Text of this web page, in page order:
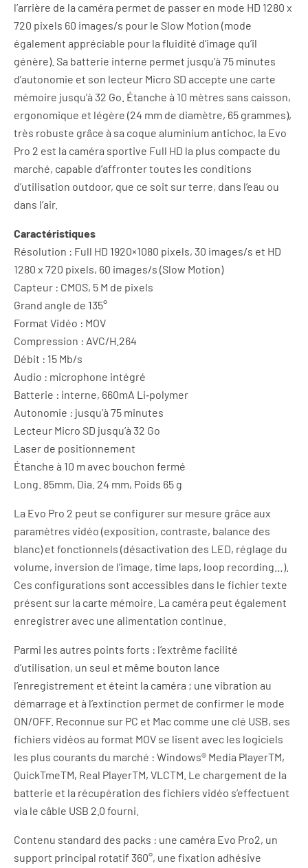
l’arrière de la caméra permet de passer en mode HD 1280 x
720 pixels 60 images/s pour le Slow Motion (mode
également appréciable pour la fluidité d’image qu’il
génère). Sa batterie interne permet jusqu’à 75 minutes
d’autonomie et son lecteur Micro SD accepte une carte
mémoire jusqu’à 32 Go. Étanche à 10 mètres sans caisson,
ergonomique et légère (24 mm de diamètre, 65 grammes),
très robuste grâce à sa coque aluminium antichoc, la Evo
Pro 2 est la caméra sportive Full HD la plus compacte du
marché, capable d’affronter toutes les conditions
d’utilisation outdoor, que ce soit sur terre, dans l’eau ou
dans l’air.
Caractéristiques
Résolution : Full HD 1920×1080 pixels, 30 images/s et HD
1280 x 720 pixels, 60 images/s (Slow Motion)
Capteur : CMOS, 5 M de pixels
Grand angle de 135°
Format Vidéo : MOV
Compression : AVC/H.264
Débit : 15 Mb/s
Audio : microphone intégré
Batterie : interne, 660mA Li‐polymer
Autonomie : jusqu’à 75 minutes
Lecteur Micro SD jusqu’à 32 Go
Laser de positionnement
Étanche à 10 m avec bouchon fermé
Long. 85mm, Dia. 24 mm, Poids 65 g
La Evo Pro 2 peut se configurer sur mesure grâce aux
paramètres vidéo (exposition, contraste, balance des
blanc) et fonctionnels (désactivation des LED, réglage du
volume, inversion de l’image, time laps, loop recording…).
Ces configurations sont accessibles dans le fichier texte
présent sur la carte mémoire. La caméra peut également
enregistrer avec une alimentation continue.
Parmi les autres points forts : l’extrême facilité
d’utilisation, un seul et même bouton lance
l’enregistrement et éteint la caméra ; une vibration au
démarrage et à l’extinction permet de confirmer le mode
ON/OFF. Reconnue sur PC et Mac comme une clé USB, ses
fichiers vidéos au format MOV se lisent avec les logiciels
les plus courants du marché : Windows® Media PlayerTM,
QuickTmeTM, Real PlayerTM, VLCTM. Le chargement de la
batterie et la récupération des fichiers vidéo s’effectuent
via le câble USB 2.0 fourni.
Contenu standard des packs : une caméra Evo Pro2, un
support principal rotatif 360°, une fixation adhésive